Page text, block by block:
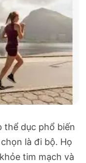
dục phổ biến
là đi bộ. Họ
tim mạch và